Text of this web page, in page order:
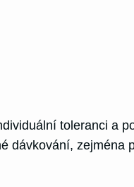
toleranci a
dávkování, zejména